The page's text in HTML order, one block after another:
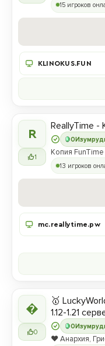
15 игроков
KLINOKUS.FUN
R
1
0
ReallyTime -
Копия
13 игроков
mc.reallytime.pw

0
0
🥇
1.12-1.21
❤️ Анархия,